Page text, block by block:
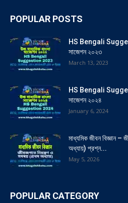
POPULAR POSTS
HS Bengali
সাজেশন ২০২৩
March 13, 2023
HS Bengali
সাজেশন ২০২৪
January 6, 2024
মাধ্যমিক জীবন বিজ্ঞান –
অধ্যায়) প্রশ্ন...
May 5, 2026
POPULAR CATEGORY